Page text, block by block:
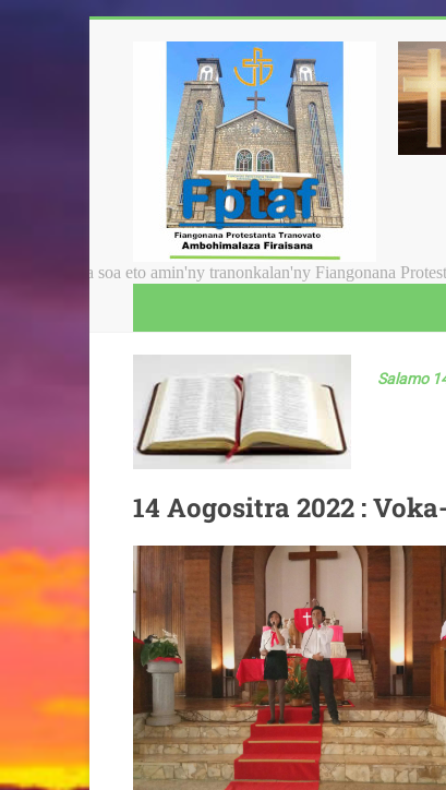
soa eto amin'ny tranonkalan'ny Fiangonana Protestanta
Salamo
14 Aogositra 2022 :